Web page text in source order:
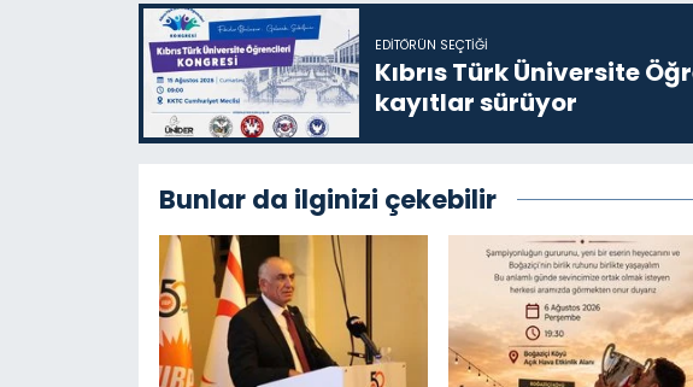
EDITÖRÜN SEÇTIĞI
Kıbrıs Türk Üniversite
kayıtlar sürüyor
Bunlar da ilginizi çekebilir